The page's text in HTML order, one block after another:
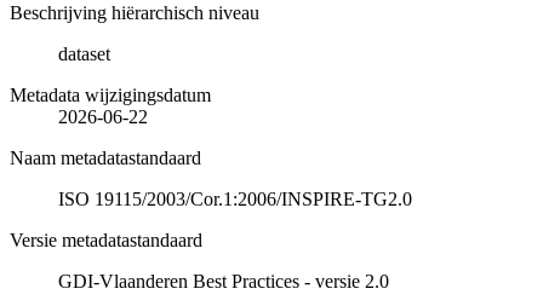
Beschrijving hiërarchisch niveau
dataset
Metadata wijzigingsdatum
2026-06-22
Naam metadatastandaard
ISO 19115/2003/Cor.1:2006/INSPIRE-TG2.0
Versie metadatastandaard
GDI-Vlaanderen Best Practices - versie 2.0